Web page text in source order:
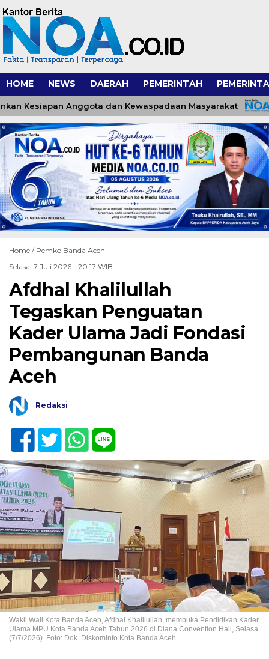
HOME NEWS DAERAH PEMERINTAH
Kesiapan Anggota dan Kewaspadaan Masyarakat
Home / Pemko Banda Aceh
Selasa, 7 Juli 2026 - 20:17 WIB
Afdhal Khalilullah
Tegaskan Penguatan
Kader Ulama Jadi Fondasi
Pembangunan Banda
Aceh
Redaksi
Wakil Wali Kota Banda Aceh, Afdhal Khalilullah, membuka Pendidikan Kader
Ulama MPU Kota Banda Aceh Tahun 2026 di Diana Convention Hall, Selasa
(7/7/2026). Foto: Dok. Diskominfo Kota Banda Aceh